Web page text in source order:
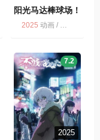
阳光马达棒球场！
2025 动画 / 多版 / 阳光马达棒球场！
2025
7.2